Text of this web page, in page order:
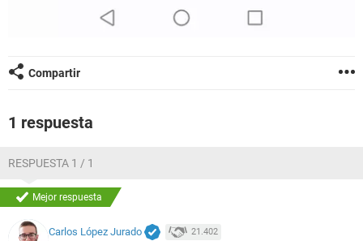
Compartir
1 respuesta
RESPUESTA 1 / 1
Mejor respuesta
Carlos López Jurado 21.402